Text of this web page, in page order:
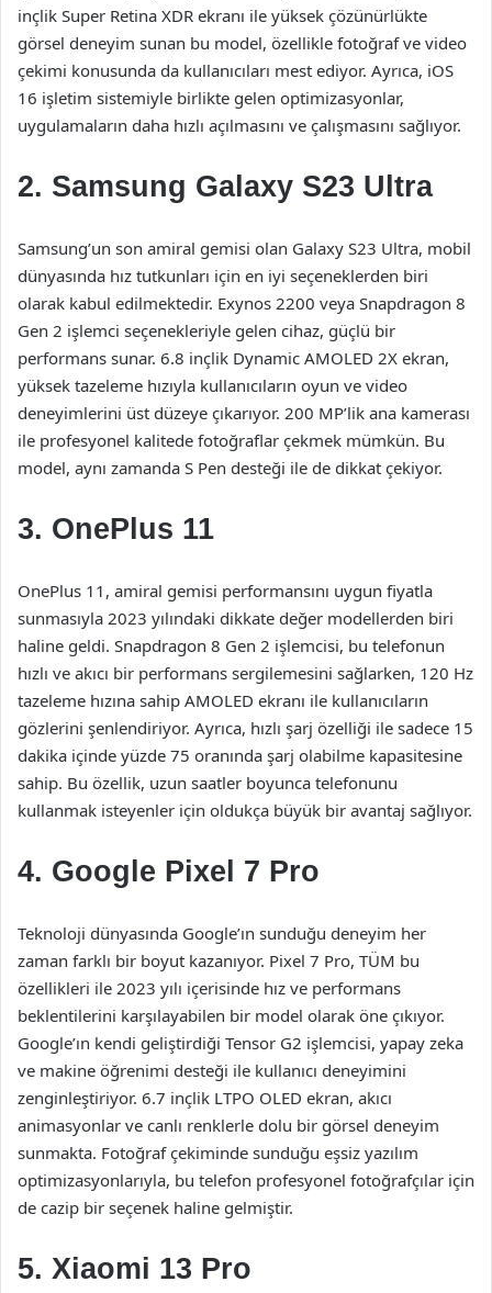
inçlik Super Retina XDR ekranı ile yüksek çözünürlükte
görsel deneyim sunan bu model, özellikle fotoğraf ve video
çekimi konusunda da kullanıcıları mest ediyor. Ayrıca, iOS
16 işletim sistemiyle birlikte gelen optimizasyonlar,
uygulamaların daha hızlı açılmasını ve çalışmasını sağlıyor.
2. Samsung Galaxy S23 Ultra
Samsung’un son amiral gemisi olan Galaxy S23 Ultra, mobil
dünyasında hız tutkunları için en iyi seçeneklerden biri
olarak kabul edilmektedir. Exynos 2200 veya Snapdragon 8
Gen 2 işlemci seçenekleriyle gelen cihaz, güçlü bir
performans sunar. 6.8 inçlik Dynamic AMOLED 2X ekran,
yüksek tazeleme hızıyla kullanıcıların oyun ve video
deneyimlerini üst düzeye çıkarıyor. 200 MP’lik ana kamerası
ile profesyonel kalitede fotoğraflar çekmek mümkün. Bu
model, aynı zamanda S Pen desteği ile de dikkat çekiyor.
3. OnePlus 11
OnePlus 11, amiral gemisi performansını uygun fiyatla
sunmasıyla 2023 yılındaki dikkate değer modellerden biri
haline geldi. Snapdragon 8 Gen 2 işlemcisi, bu telefonun
hızlı ve akıcı bir performans sergilemesini sağlarken, 120 Hz
tazeleme hızına sahip AMOLED ekranı ile kullanıcıların
gözlerini şenlendiriyor. Ayrıca, hızlı şarj özelliği ile sadece 15
dakika içinde yüzde 75 oranında şarj olabilme kapasitesine
sahip. Bu özellik, uzun saatler boyunca telefonunu
kullanmak isteyenler için oldukça büyük bir avantaj sağlıyor.
4. Google Pixel 7 Pro
Teknoloji dünyasında Google’ın sunduğu deneyim her
zaman farklı bir boyut kazanıyor. Pixel 7 Pro, TÜM bu
özellikleri ile 2023 yılı içerisinde hız ve performans
beklentilerini karşılayabilen bir model olarak öne çıkıyor.
Google’ın kendi geliştirdiği Tensor G2 işlemcisi, yapay zeka
ve makine öğrenimi desteği ile kullanıcı deneyimini
zenginleştiriyor. 6.7 inçlik LTPO OLED ekran, akıcı
animasyonlar ve canlı renklerle dolu bir görsel deneyim
sunmakta. Fotoğraf çekiminde sunduğu eşsiz yazılım
optimizasyonlarıyla, bu telefon profesyonel fotoğrafçılar için
de cazip bir seçenek haline gelmiştir.
5. Xiaomi 13 Pro